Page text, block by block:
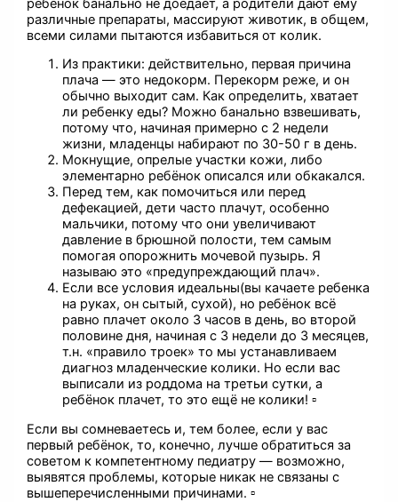
ребёнок банально не доедает, а родители дают ему
различные препараты, массируют животик, в общем,
всеми силами пытаются избавиться от колик.
Из практики: действительно, первая причина
плача — это недокорм. Перекорм реже, и он
обычно выходит сам. Как определить, хватает
ли ребенку еды? Можно банально взвешивать,
потому что, начиная примерно с 2 недели
жизни, младенцы набирают по 30-50 г в день.
Мокнущие, опрелые участки кожи, либо
элементарно ребёнок описался или обкакался.
Перед тем, как помочиться или перед
дефекацией, дети часто плачут, особенно
мальчики, потому что они увеличивают
давление в брюшной полости, тем самым
помогая опорожнить мочевой пузырь. Я
называю это «предупреждающий плач».
Если все условия идеальны(вы качаете ребенка
на руках, он сытый, сухой), но ребёнок всё
равно плачет около 3 часов в день, во второй
половине дня, начиная с 3 недели до 3 месяцев,
т.н. «правило троек» то мы устанавливаем
диагноз младенческие колики. Но если вас
выписали из роддома на третьи сутки, а
ребёнок плачет, то это ещё не колики! ▫
Если вы сомневаетесь и, тем более, если у вас
первый ребёнок, то, конечно, лучше обратиться за
советом к компетентному педиатру — возможно,
выявятся проблемы, которые никак не связаны с
вышеперечисленными причинами. ▫